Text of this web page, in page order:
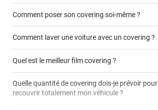
covering 2D
Comment poser son covering soi-même ?
Comment laver une voiture avec un covering ?
Quel est le meilleur film covering ?
covering 2D
Quelle quantité de covering dois-je prévoir pour
recouvrir totalement mon véhicule ?